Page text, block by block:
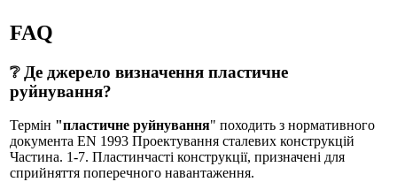
FAQ
❔ Де джерело визначення пластичне
руйнування?
Термін "пластичне руйнування" походить з нормативного
документа EN 1993 Проектування сталевих конструкцій
Частина. 1-7. Пластинчасті конструкції, призначені для
сприйняття поперечного навантаження.